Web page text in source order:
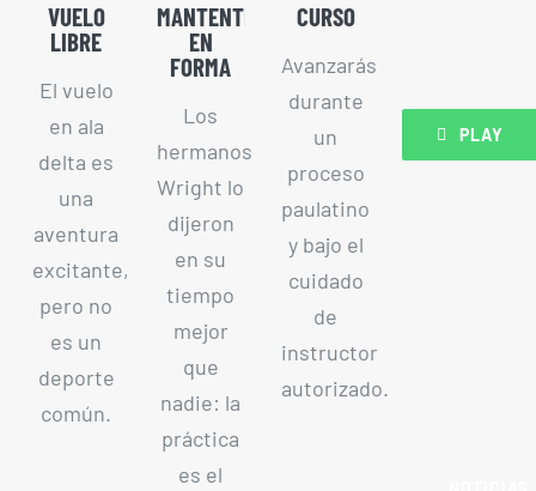
VUELO
LIBRE
El vuelo
en ala
delta es
una
aventura
excitante,
pero no
es un
deporte
común.
MANTENTE
EN
FORMA
Los
hermanos
Wright lo
dijeron
en su
tiempo
mejor
que
nadie: la
práctica
es el
CURSO
Avanzarás
durante
un
proceso
paulatino
y bajo el
cuidado
de
instructor
autorizado.
PLAY